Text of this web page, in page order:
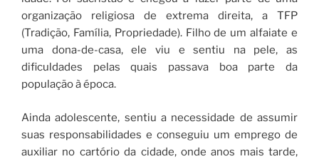
organização religiosa de extrema direita, a TFP
(Tradição, Família, Propriedade). Filho de um alfaiate e
uma dona-de-casa, ele viu e sentiu na pele, as
dificuldades pelas quais passava boa parte da
população à época.
Ainda adolescente, sentiu a necessidade de assumir
suas responsabilidades e conseguiu um emprego de
auxiliar no cartório da cidade, onde anos mais tarde,